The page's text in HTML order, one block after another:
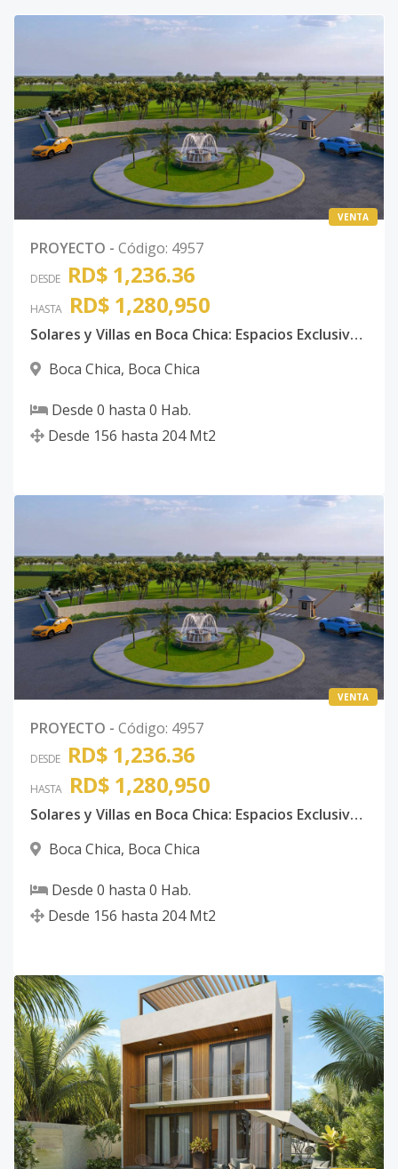
VENTA
PROYECTO - Código: 4957
DESDE RD$ 1,236.36
HASTA RD$ 1,280,950
Solares y Villas en Boca Chica: Espacios Exclusivos con Plan de Pago Flexible
Boca Chica, Boca Chica
Desde 0 hasta 0 Hab.
Desde 156 hasta 204 Mt2
VENTA
PROYECTO - Código: 4957
DESDE RD$ 1,236.36
HASTA RD$ 1,280,950
Solares y Villas en Boca Chica: Espacios Exclusivos con Plan de Pago Flexible
Boca Chica, Boca Chica
Desde 0 hasta 0 Hab.
Desde 156 hasta 204 Mt2